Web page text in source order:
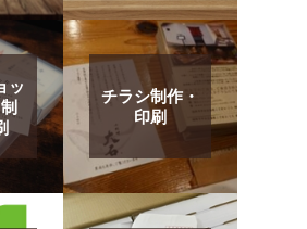
ッ
チラシ制作・
印刷